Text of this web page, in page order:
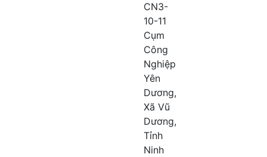
CN3-
10-11
Cụm
Công
Nghiệp
Yên
Dương,
Xã Vũ
Dương,
Tỉnh
Ninh